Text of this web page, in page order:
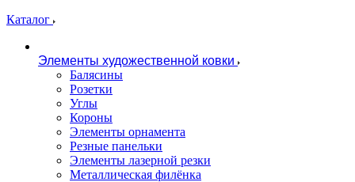
Каталог
Элементы художественной ковки
Балясины
Розетки
Углы
Короны
Элементы орнамента
Резные панельки
Элементы лазерной резки
Металлическая филёнка